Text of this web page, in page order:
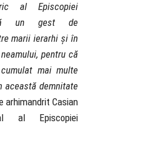
al Episcopiei
un gest de
marii ierarhi și în
pentru că
mai multe
această demnitate
arhimandrit Casian
al Episcopiei